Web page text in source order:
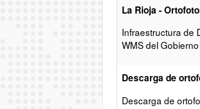
La Rioja -
Infraestructura de
WMS del
Descarga de
Descarga de